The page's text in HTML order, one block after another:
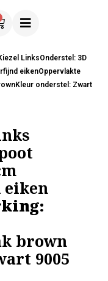
LinksOnderstel: 3D
eikenOppervlakte
onderstel: Zwart
brown
9005